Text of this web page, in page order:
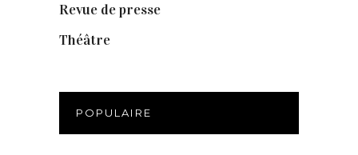
Revue de presse
Théâtre
POPULAIRE